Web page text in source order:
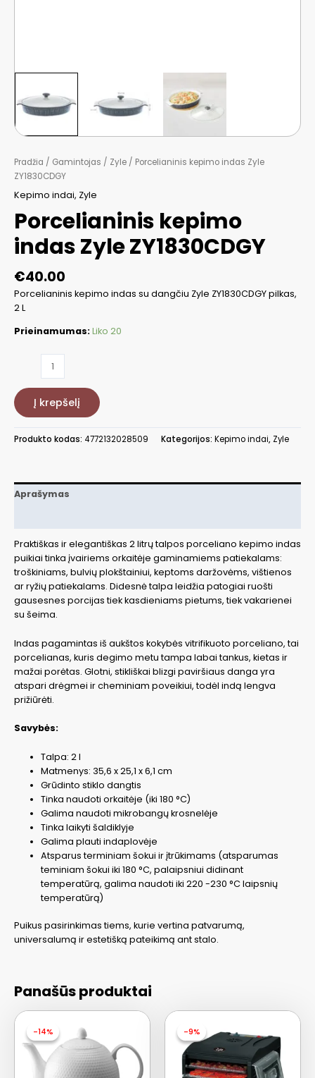
Pradžia / Gamintojas / Zyle / Porcelianinis kepimo indas Zyle
ZY1830CDGY
Kepimo indai, Zyle
Porcelianinis kepimo
indas Zyle ZY1830CDGY
€40.00
Porcelianinis kepimo indas su dangčiu Zyle ZY1830CDGY pilkas,
2 L
Prieinamumas:Liko 20
Porcelianinis
kepimo
indas
ZY1830CDGY
Į krepšelį
Produkto kodas: 4772132028509 Kategorijos: Kepimo indai, Zyle
Aprašymas
Praktiškas ir elegantiškas 2 litrų talpos porceliano kepimo indas
puikiai tinka įvairiems orkaitėje gaminamiems patiekalams:
troškiniams, bulvių plokštainiui, keptoms daržovėms, vištienos
ar ryžių patiekalams. Didesnė talpa leidžia patogiai ruošti
gausesnes porcijas tiek kasdieniams pietums, tiek vakarienei
su šeima.
Indas pagamintas iš aukštos kokybės vitrifikuoto porceliano, tai
porcelianas, kuris degimo metu tampa labai tankus, kietas ir
mažai porėtas. Glotni, stikliškai blizgi paviršiaus danga yra
atspari drėgmei ir cheminiam poveikiui, todėl indą lengva
prižiūrėti.
Savybės:
Talpa: 2 l
Matmenys: 35,6 x 25,1 x 6,1 cm
Grūdinto stiklo dangtis
Tinka naudoti orkaitėje (iki 180 °C)
Galima naudoti mikrobangų krosnelėje
Tinka laikyti šaldiklyje
Galima plauti indaplovėje
Atsparus terminiam šokui ir įtrūkimams (atsparumas
teminiam šokui iki 180 °C, palaipsniui didinant
temperatūrą, galima naudoti iki 220 -230 °C laipsnių
temperatūrą)
Puikus pasirinkimas tiems, kurie vertina patvarumą,
universalumą ir estetišką pateikimą ant stalo.
Panašūs produktai
-14%
-14% -9%
-9%